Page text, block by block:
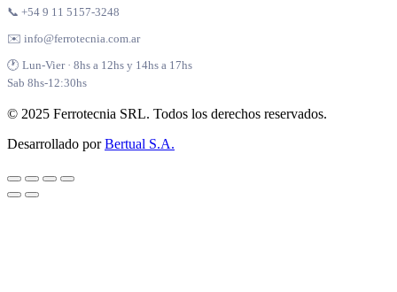
📞 +54 9 11 5157-3248
✉️ info@ferrotecnia.com.ar
🕐 Lun-Vier · 8hs a 12hs y 14hs a 17hs
Sab 8hs-12:30hs
© 2025 Ferrotecnia SRL. Todos los derechos reservados.
Desarrollado porBertual S.A.